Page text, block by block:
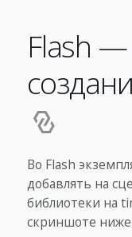
Flash
Во Flash
добавлять на
библиотеки на
скриншоте